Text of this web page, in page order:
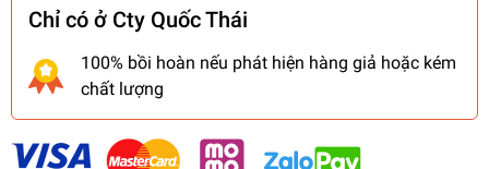
Chỉ có ở Cty Quốc Thái
100% bồi hoàn nếu phát hiện hàng giả hoặc kém
chất lượng